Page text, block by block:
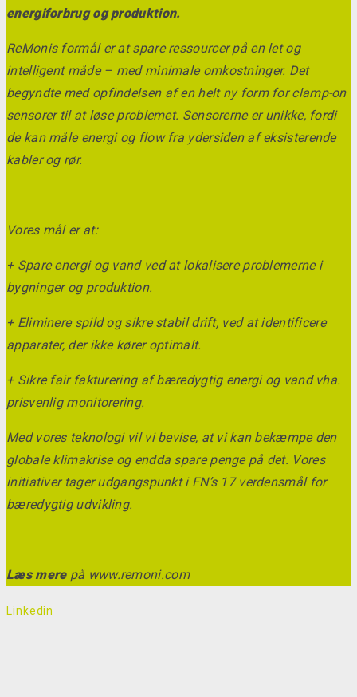
energiforbrug og produktion.
ReMonis formål er at spare ressourcer på en let og
intelligent måde – med minimale omkostninger. Det
begyndte med opfindelsen af en helt ny form for clamp-on
sensorer til at løse problemet. Sensorerne er unikke, fordi
de kan måle energi og flow fra ydersiden af eksisterende
kabler og rør.
Vores mål er at:
+ Spare energi og vand ved at lokalisere problemerne i
bygninger og produktion.
+ Eliminere spild og sikre stabil drift, ved at identificere
apparater, der ikke kører optimalt.
+ Sikre fair fakturering af bæredygtig energi og vand vha.
prisvenlig monitorering.
Med vores teknologi vil vi bevise, at vi kan bekæmpe den
globale klimakrise og endda spare penge på det. Vores
initiativer tager udgangspunkt i FN’s 17 verdensmål for
bæredygtig udvikling.
Læs merepå www.remoni.com
Linkedin